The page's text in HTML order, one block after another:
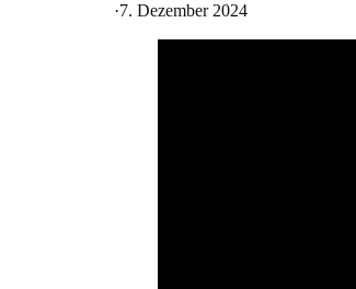
·7. Dezember 2024